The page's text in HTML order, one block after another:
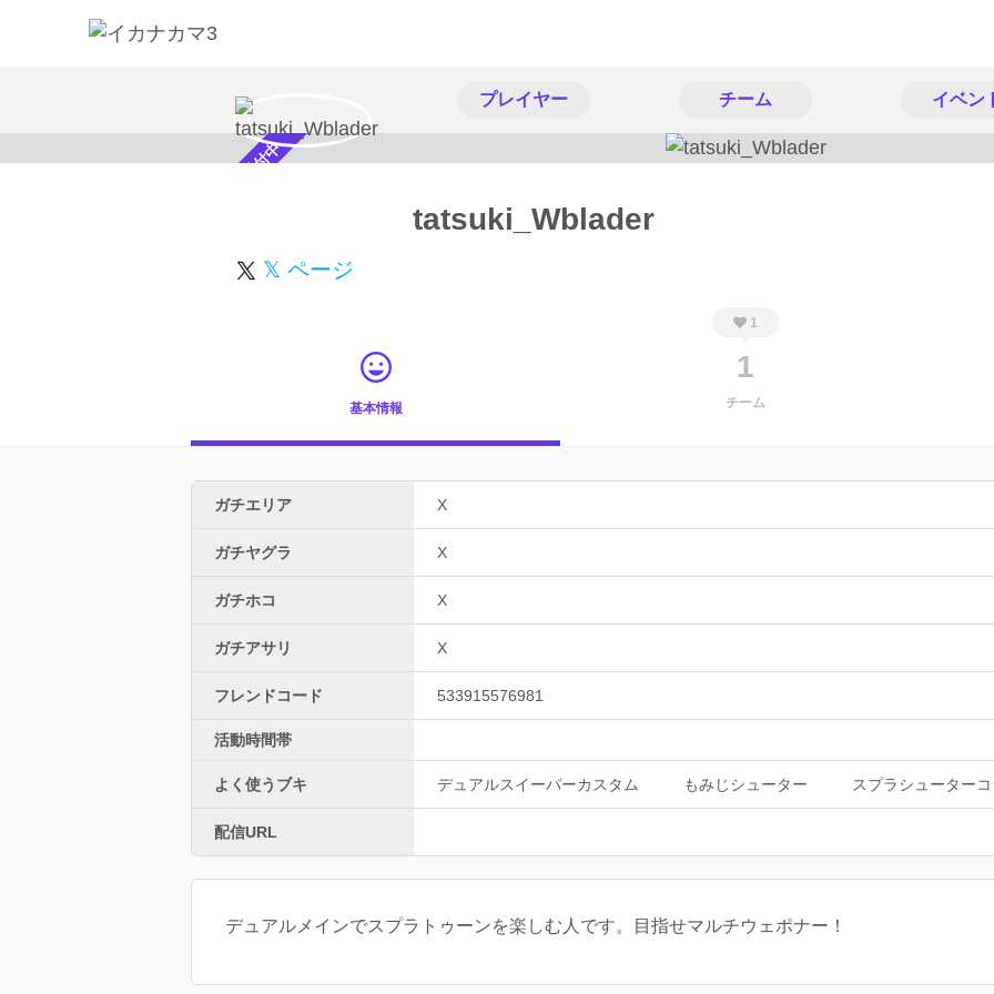
プレイヤー チーム イベン
スカウト受付中 tatsuki_Wblader
𝕏 ページ
基本情報
1
1
チーム
ガチエリア X
ガチヤグラ X
ガチホコ X
ガチアサリ X
フレンドコード 533915576981
活動時間帯
よく使うブキ デュアルスイーパーカスタム もみじシューター スプラシューター
配信URL
デュアルメインでスプラトゥーンを楽しむ人です。目指せマルチウェポナー！